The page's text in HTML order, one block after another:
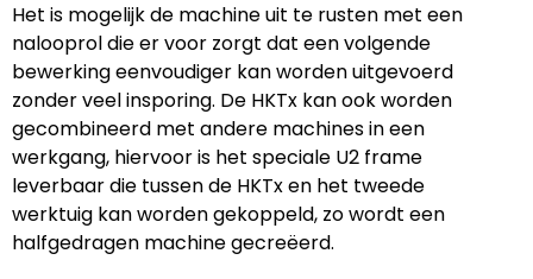
Het is mogelijk de machine uit te rusten met een
nalooprol die er voor zorgt dat een volgende
bewerking eenvoudiger kan worden uitgevoerd
zonder veel insporing. De HKTx kan ook worden
gecombineerd met andere machines in een
werkgang, hiervoor is het speciale U2 frame
leverbaar die tussen de HKTx en het tweede
werktuig kan worden gekoppeld, zo wordt een
halfgedragen machine gecreëerd.